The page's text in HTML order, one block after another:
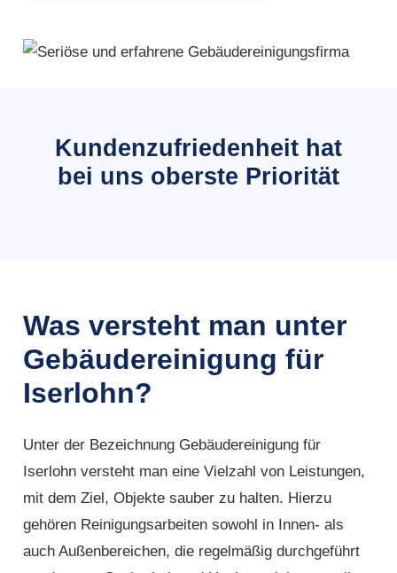
Kundenzufriedenheit hat
bei uns oberste Priorität
Was versteht man unter
Gebäudereinigung für
Iserlohn?
Unter der Bezeichnung Gebäudereinigung für
Iserlohn versteht man eine Vielzahl von Leistungen,
mit dem Ziel, Objekte sauber zu halten. Hierzu
gehören Reinigungsarbeiten sowohl in Innen- als
auch Außenbereichen, die regelmäßig durchgeführt